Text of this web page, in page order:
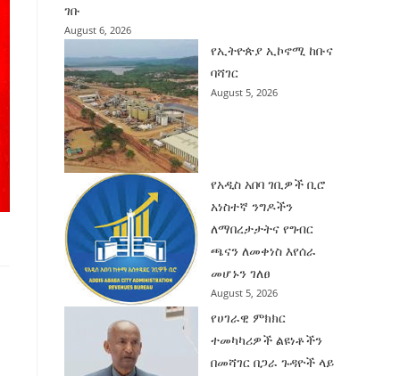
ገቡ
August 6, 2026
የኢትዮጵያ ኢኮኖሚ ከቡና
ባሻገር
August 5, 2026
የአዲስ አበባ ገቢዎች ቢሮ
አነስተኛ ንግዶችን
ለማበረታታትና የግብር
ጫናን ለመቀነስ እየሰራ
መሆኑን ገለፀ
August 5, 2026
የሀገራዊ ምክክር
ተመካካሪዎች ልዩነቶችን
በመሻገር በጋራ ጉዳዮች ላይ